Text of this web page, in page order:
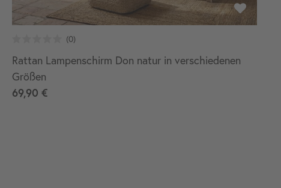
Rattan Lampenschirm Don natur in verschiedenen
Größen
69,90 €